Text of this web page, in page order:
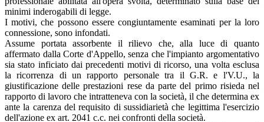
minimi inderogabili di legge.
I motivi, che possono essere congiuntamente esaminati per la loro
connessione, sono infondati.
Assume portata assorbente il rilievo che, alla luce di quanto
affermato dalla Corte d'Appello, senza che l'impianto argomentativo
sia stato inficiato dai precedenti motivi di ricorso, una volta esclusa
la ricorrenza di un rapporto personale tra il G.R. e l'V.U., la
giustificazione delle prestazioni rese da parte del primo risieda nel
rapporto di lavoro che intratteneva con la società, il che determina ex
ante la carenza del requisito di sussidiarietà che legittima l'esercizio
dell'azione ex art. 2041 c.c. nei confronti della società.